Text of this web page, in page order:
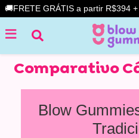
🚚FRETE GRÁTIS a partir R$394
Comparativo
Blow